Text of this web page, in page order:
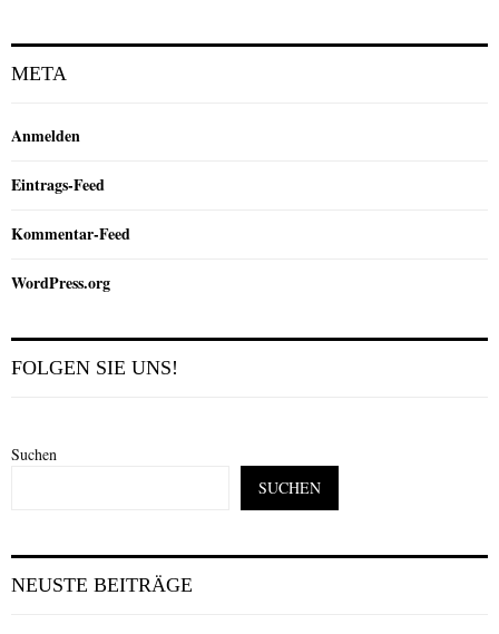
META
Anmelden
Eintrags-Feed
Kommentar-Feed
WordPress.org
FOLGEN SIE UNS!
Suchen
SUCHEN
NEUSTE BEITRÄGE